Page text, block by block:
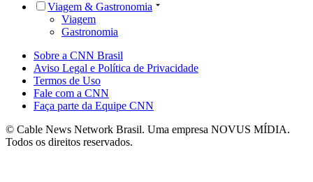
Viagem & Gastronomia
Viagem
Gastronomia
Sobre a CNN Brasil
Aviso Legal e Política de Privacidade
Termos de Uso
Fale com a CNN
Faça parte da Equipe CNN
© Cable News Network Brasil. Uma empresa NOVUS MÍDIA.
Todos os direitos reservados.